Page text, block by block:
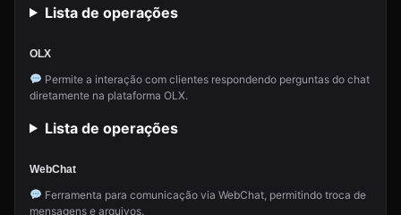
Lista de operações
OLX
Permite a interação com clientes respondendo perguntas do chat
diretamente na plataforma OLX.
Lista de operações
WebChat
Ferramenta para comunicação via WebChat, permitindo troca de
mensagens e arquivos.